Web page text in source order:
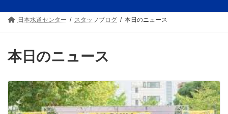
日本水道センター スタッフブログ 本日のニュース
本日のニュース